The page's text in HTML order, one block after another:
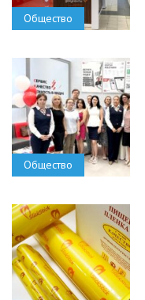
Общество
Общество